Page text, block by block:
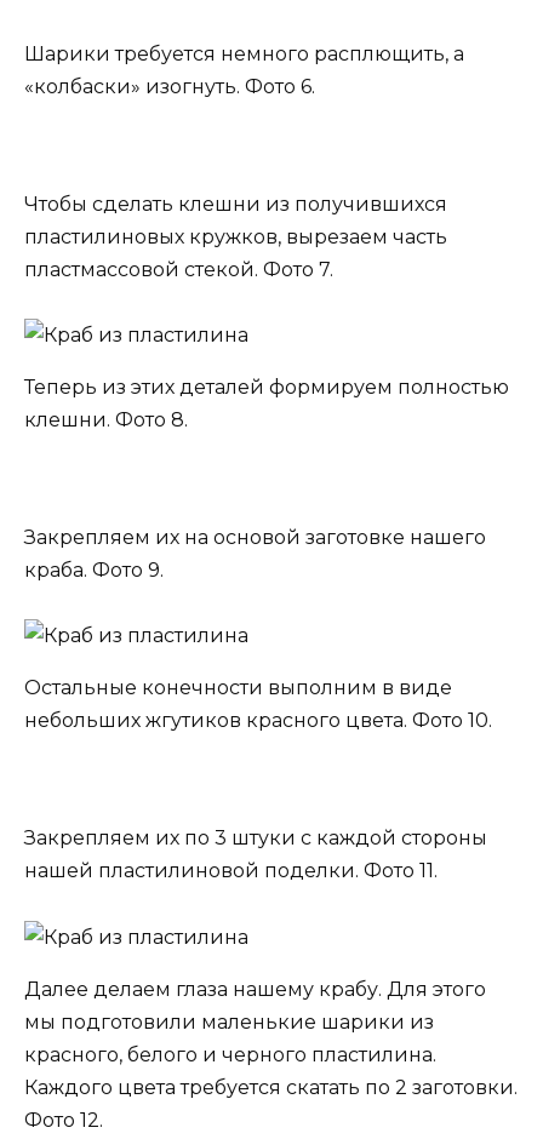
Шарики требуется немного расплющить, а
«колбаски» изогнуть. Фото 6.
Чтобы сделать клешни из получившихся
пластилиновых кружков, вырезаем часть
пластмассовой стекой. Фото 7.
Теперь из этих деталей формируем полностью
клешни. Фото 8.
Закрепляем их на основой заготовке нашего
краба. Фото 9.
Остальные конечности выполним в виде
небольших жгутиков красного цвета. Фото 10.
Закрепляем их по 3 штуки с каждой стороны
нашей пластилиновой поделки. Фото 11.
Далее делаем глаза нашему крабу. Для этого
мы подготовили маленькие шарики из
красного, белого и черного пластилина.
Каждого цвета требуется скатать по 2 заготовки.
Фото 12.